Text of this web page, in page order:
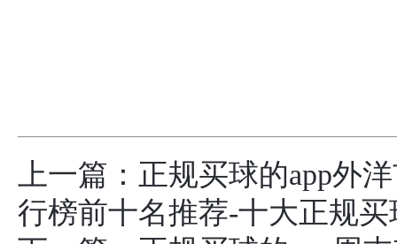
上一篇： 正规买球的app外
行榜前十名推荐-十大正规